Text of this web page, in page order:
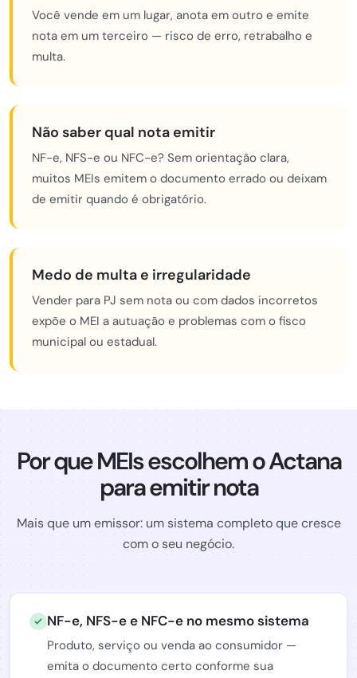
Você vende em um lugar, anota em outro e emite
nota em um terceiro — risco de erro, retrabalho e
multa.
Não saber qual nota emitir
NF-e, NFS-e ou NFC-e? Sem orientação clara,
muitos MEIs emitem o documento errado ou deixam
de emitir quando é obrigatório.
Medo de multa e irregularidade
Vender para PJ sem nota ou com dados incorretos
expõe o MEI a autuação e problemas com o fisco
municipal ou estadual.
Por que MEIs escolhem o Actana
para emitir nota
Mais que um emissor: um sistema completo que cresce
com o seu negócio.
NF-e, NFS-e e NFC-e no mesmo sistema
Produto, serviço ou venda ao consumidor —
emita o documento certo conforme sua